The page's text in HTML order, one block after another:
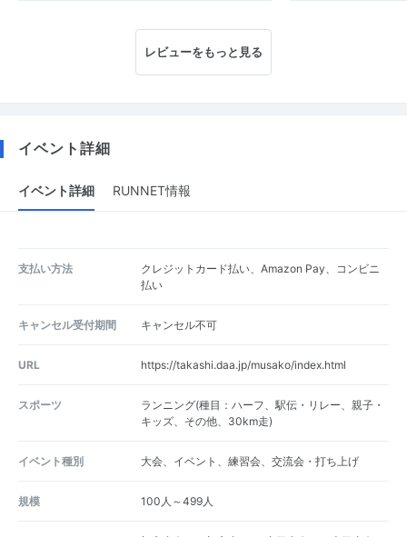
レビューをもっと見る
イベント詳細
イベント詳細 RUNNET情報
支払い方法
クレジットカード払い、Amazon Pay、コンビニ
払い
キャンセル受付期間 キャンセル不可
URL https://takashi.daa.jp/musako/index.html
スポーツ
ランニング(種目：ハーフ、駅伝・リレー、親子・
キッズ、その他、30km走)
イベント種別 大会、イベント、練習会、交流会・打ち上げ
規模 100人～499人